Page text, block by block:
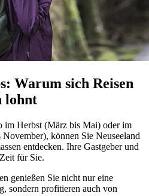
Warum sich Reisen
lohnt
im Herbst (März bis Mai) oder im
können Sie Neuseeland
entdecken. Ihre Gastgeber und
für Sie.
genießen Sie nicht nur eine
sondern profitieren auch von